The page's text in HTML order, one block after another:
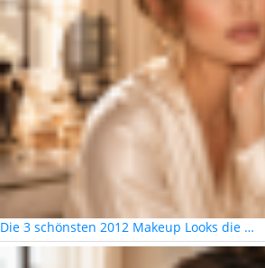
Die 3 schönsten 2012 Makeup Looks die …